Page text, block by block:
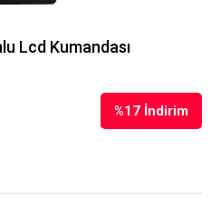
Lcd Kumandası
%17 İndirim